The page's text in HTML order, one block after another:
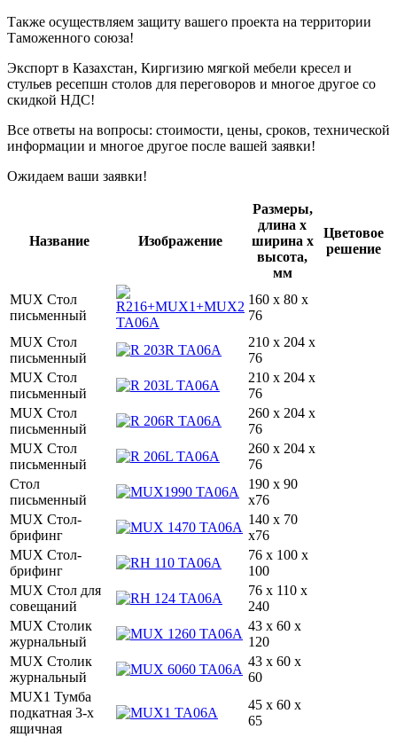
Также осуществляем защиту вашего проекта на территории
Таможенного союза!
Экспорт в Казахстан, Киргизию мягкой мебели кресел и
стульев ресепшн столов для переговоров и многое другое со
скидкой НДС!
Все ответы на вопросы: стоимости, цены, сроков, технической
информации и многое другое после вашей заявки!
Ожидаем ваши заявки!
Название Изображение
Размеры,
длина х
ширина х
высота,
мм
Цветовое
решение
MUX Стол
письменный
160 x 80 x
76
MUX Стол
письменный
210 x 204 x
76
MUX Стол
письменный
210 x 204 x
76
MUX Стол
письменный
260 x 204 x
76
MUX Стол
письменный
260 x 204 x
76
Стол
письменный
190 x 90
x76
MUX Стол-
брифинг
140 x 70
x76
MUX Стол-
брифинг
76 x 100 x
100
MUX Стол для
совещаний
76 x 110 x
240
MUX Столик
журнальный
43 x 60 x
120
MUX Столик
журнальный
43 x 60 x
60
MUX1 Тумба
подкатная 3-х
ящичная
45 х 60 х
65